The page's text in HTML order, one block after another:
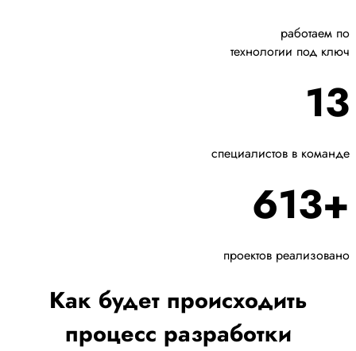
работаем по
технологии под ключ
13
специалистов в команде
613+
проектов реализовано
Как будет происходить
процесс разработки